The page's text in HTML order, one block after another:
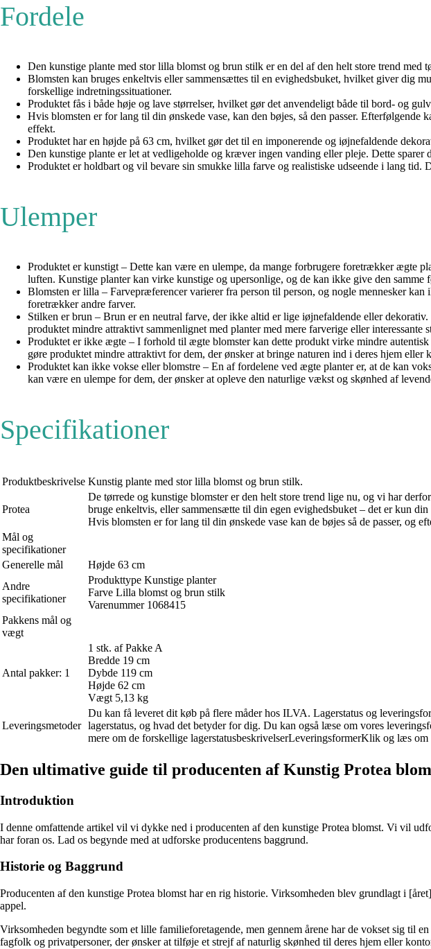
Fordele
Den kunstige plante med stor lilla blomst og brun stilk er en del af den helt store trend
Blomsten kan bruges enkeltvis eller sammensættes til en evighedsbuket, hvilket giver dig
forskellige indretningssituationer.
Produktet fås i både høje og lave størrelser, hvilket gør det anvendeligt både til bord- og
Hvis blomsten er for lang til din ønskede vase, kan den bøjes, så den passer.
effekt.
Produktet har en højde på 63 cm, hvilket gør det til en imponerende og iøjnefaldende
Den kunstige plante er let at vedligeholde og kræver ingen vanding eller pleje. Dette
Produktet er holdbart og vil bevare sin smukke lilla farve og realistiske udseende i lang
Ulemper
Produktet er kunstigt – Dette kan være en ulempe, da mange forbrugere foretrækker ægte
luften. Kunstige planter kan virke kunstige og upersonlige, og de kan ikke give den
Blomsten er lilla – Farvepræferencer varierer fra person til person, og nogle mennesker
foretrækker andre farver.
Stilken er brun – Brun er en neutral farve, der ikke altid er lige iøjnefaldende eller
produktet mindre attraktivt sammenlignet med planter med mere farverige eller interessante
Produktet er ikke ægte – I forhold til ægte blomster kan dette produkt virke mindre
gøre produktet mindre attraktivt for dem, der ønsker at bringe naturen ind i deres hjem eller
Produktet kan ikke vokse eller blomstre – En af fordelene ved ægte planter er, at de kan
kan være en ulempe for dem, der ønsker at opleve den naturlige vækst og skønhed af
Specifikationer
Produktbeskrivelse Kunstig plante med stor lilla blomst og brun stilk.
Protea
De tørrede og kunstige blomster er den helt store trend lige nu, og vi har
bruge enkeltvis, eller sammensætte til din egen evighedsbuket – det er kun
Hvis blomsten er for lang til din ønskede vase kan de bøjes så de passer, og
Mål og
specifikationer
Generelle mål
Højde 63 cm
Andre
specifikationer
Produkttype Kunstige planter
Farve Lilla blomst og brun stilk
Varenummer 1068415
Pakkens mål og
vægt
Antal pakker: 1
1 stk. af Pakke A
Bredde 19 cm
Dybde 119 cm
Højde 62 cm
Vægt 5,13 kg
Leveringsmetoder
Du kan få leveret dit køb på flere måder hos ILVA. Lagerstatus og
lagerstatus, og hvad det betyder for dig. Du kan også læse om vores
mere om de forskellige lagerstatusbeskrivelserLeveringsformerKlik og læs
Den ultimative guide til producenten af Kunstig Protea
Introduktion
I denne omfattende artikel vil vi dykke ned i producenten af den kunstige Protea blomst. Vi vil
har foran os. Lad os begynde med at udforske producentens baggrund.
Historie og Baggrund
Producenten af den kunstige Protea blomst har en rig historie. Virksomheden blev grundlagt i
appel.
Virksomheden begyndte som et lille familieforetagende, men gennem årene har de vokset sig til
fagfolk og privatpersoner, der ønsker at tilføje et strejf af naturlig skønhed til deres hjem eller